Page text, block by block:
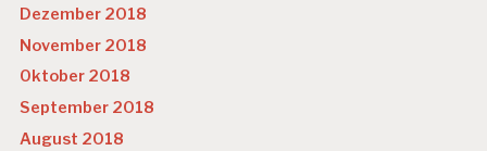
Dezember 2018
November 2018
Oktober 2018
September 2018
August 2018